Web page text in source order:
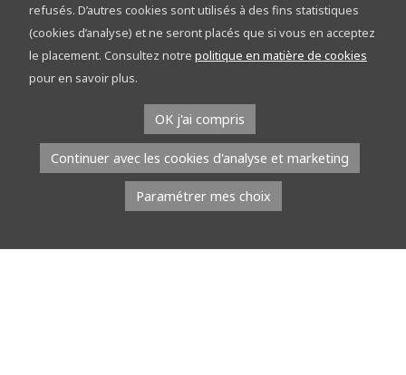
Tour de la Province de Namur 2026 :
découvrez le réseau points-nœuds sur les
étapes
À l’occasion du Tour de la Province de Namur, l’équipe du réseau
points-nœuds part à la rencontre du public. Du […]
refusés. D’autres cookies sont utilisés à des fins statistiques
(cookies d’analyse) et ne seront placés que si vous en acceptez
le placement. Consultez notre politique en matière de cookies
pour en savoir plus.
OK j'ai compris
Continuer avec les cookies d'analyse et marketing
Paramétrer mes choix